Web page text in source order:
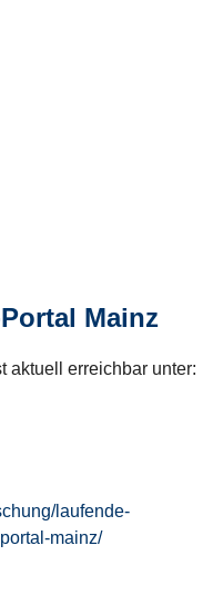
Mainz
aktuell erreichbar unter:
laufende-
mainz/